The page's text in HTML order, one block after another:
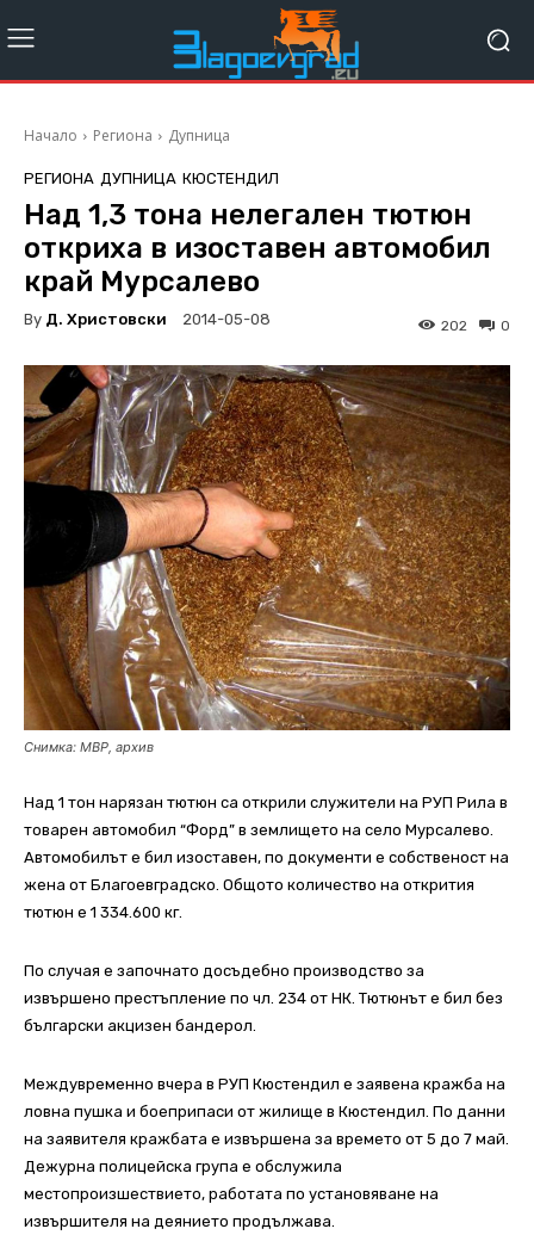
Начало Региона Дупница
РЕГИОНА ДУПНИЦА КЮСТЕНДИЛ
Над 1,3 тона нелегален тютюн
откриха в изоставен автомобил
край Мурсалево
By Д. Христовски 2014-05-08 0
202
Снимка: МВР, архив
Над 1 тон нарязан тютюн са открили служители на РУП Рила в
товарен автомобил “Форд” в землището на село Мурсалево.
Автомобилът е бил изоставен, по документи е собственост на
жена от Благоевградско. Общото количество на открития
тютюн е 1 334.600 кг.
По случая е започнато досъдебно производство за
извършено престъпление по чл. 234 от НК. Тютюнът е бил без
български акцизен бандерол.
Междувременно вчера в РУП Кюстендил е заявена кражба на
ловна пушка и боеприпаси от жилище в Кюстендил. По данни
на заявителя кражбата е извършена за времето от 5 до 7 май.
Дежурна полицейска група е обслужила
местопроизшествието, работата по установяване на
извършителя на деянието продължава.